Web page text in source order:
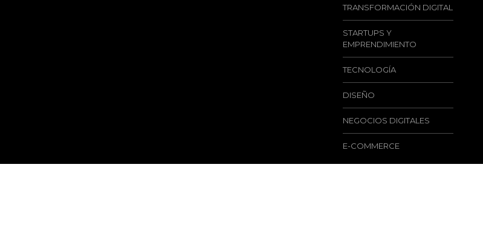
TRANSFORMACIÓN DIGITAL
STARTUPS Y
EMPRENDIMIENTO
TECNOLOGÍA
DISEÑO
NEGOCIOS DIGITALES
E-COMMERCE